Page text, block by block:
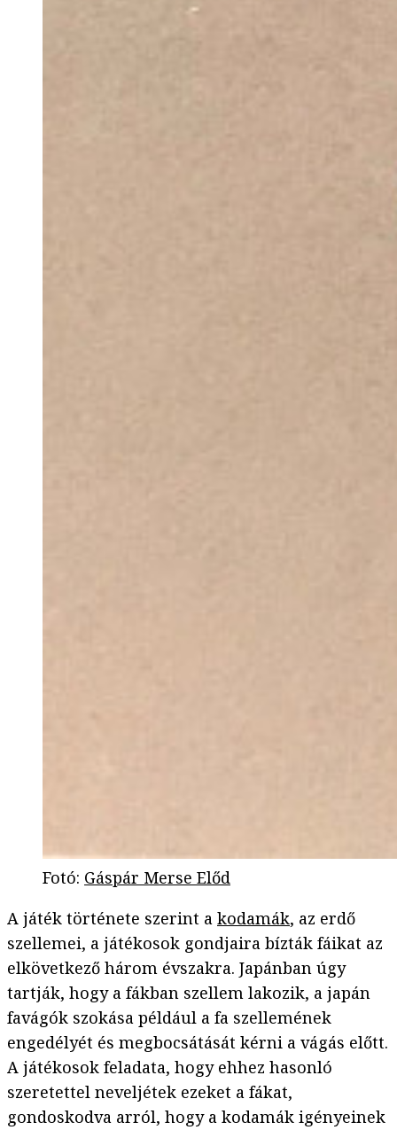
Fotó: Gáspár Merse Előd
A játék története szerint a kodamák, az erdő
szellemei, a játékosok gondjaira bízták fáikat az
elkövetkező három évszakra. Japánban úgy
tartják, hogy a fákban szellem lakozik, a japán
favágók szokása például a fa szellemének
engedélyét és megbocsátását kérni a vágás előtt.
A játékosok feladata, hogy ehhez hasonló
szeretettel neveljétek ezeket a fákat,
gondoskodva arról, hogy a kodamák igényeinek